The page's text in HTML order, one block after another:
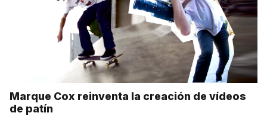
Marque Cox reinventa la creación de vídeos
de patín